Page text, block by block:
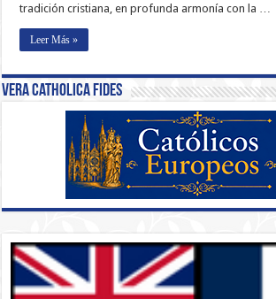
tradición cristiana, en profunda armonía con la …
Leer Más »
Vera Catholica Fides